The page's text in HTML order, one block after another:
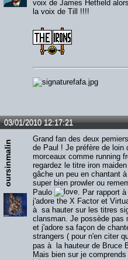
voix de James Hetfield
la voix de Till !!!!
03/01/2010 12:17:21
oursinmalin
Grand fan des deux
de Paul ! Je préfère de loin
morceaux comme running
regardez le titre iron
gâche un peu en chantant
super bien prowler ou
Paulo
. Par rapport
j'adore the X Factor et
à sa hauter sur les titres
clansman. Je possède pas
et j'adore sa façon de
strangers ( pour n'en citer
pas à la hauteur de Bruce
Mais bien sur je